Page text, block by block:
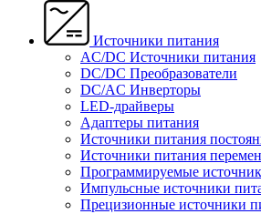
Источники питания
AC/DC Источники питания
DC/DC Преобразователи
DC/AC Инверторы
LED-драйверы
Адаптеры питания
Источники питания
Источники питания
Программируемые
Импульсные источники
Прецизионные источники